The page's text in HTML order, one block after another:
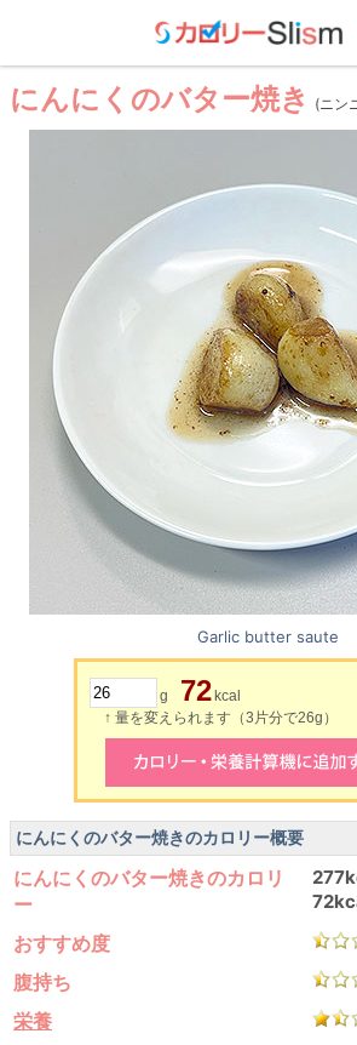
にんにくのバター焼き (ニン
Garlic butter saute
g 72 kcal
↑ 量を変えられます（3片分で26g）
にんにくのバター焼きのカロリー概要
にんにくのバター焼きのカロリ
ー
おすすめ度
腹持ち
栄養